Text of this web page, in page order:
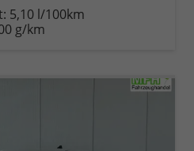
5,10 l/100km
g/km